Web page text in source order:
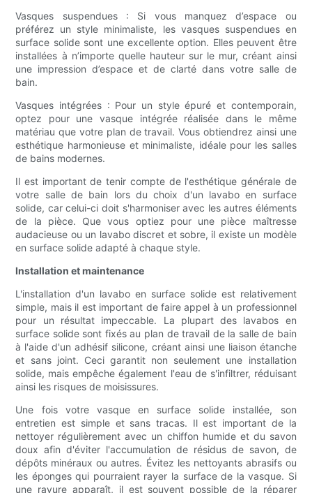
Vasques suspendues : Si vous manquez d’espace ou
préférez un style minimaliste, les vasques suspendues en
surface solide sont une excellente option. Elles peuvent être
installées à n’importe quelle hauteur sur le mur, créant ainsi
une impression d’espace et de clarté dans votre salle de
bain.
Vasques intégrées : Pour un style épuré et contemporain,
optez pour une vasque intégrée réalisée dans le même
matériau que votre plan de travail. Vous obtiendrez ainsi une
esthétique harmonieuse et minimaliste, idéale pour les salles
de bains modernes.
Il est important de tenir compte de l'esthétique générale de
votre salle de bain lors du choix d'un lavabo en surface
solide, car celui-ci doit s'harmoniser avec les autres éléments
de la pièce. Que vous optiez pour une pièce maîtresse
audacieuse ou un lavabo discret et sobre, il existe un modèle
en surface solide adapté à chaque style.
Installation et maintenance
L'installation d'un lavabo en surface solide est relativement
simple, mais il est important de faire appel à un professionnel
pour un résultat impeccable. La plupart des lavabos en
surface solide sont fixés au plan de travail de la salle de bain
à l'aide d'un adhésif silicone, créant ainsi une liaison étanche
et sans joint. Ceci garantit non seulement une installation
solide, mais empêche également l'eau de s'infiltrer, réduisant
ainsi les risques de moisissures.
Une fois votre vasque en surface solide installée, son
entretien est simple et sans tracas. Il est important de la
nettoyer régulièrement avec un chiffon humide et du savon
doux afin d'éviter l'accumulation de résidus de savon, de
dépôts minéraux ou autres. Évitez les nettoyants abrasifs ou
les éponges qui pourraient rayer la surface de la vasque. Si
une rayure apparaît, il est souvent possible de la réparer